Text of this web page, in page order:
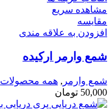
مشاهده سریع
مقایسه
افزودن به علاقه مندی
شمع وارمر ارکیده
شمع وارمر , همه محصولات
50,000 تومان